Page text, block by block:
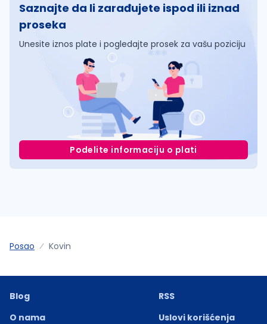
Saznajte da li zarađujete ispod ili iznad
proseka
Unesite iznos plate i pogledajte prosek za vašu poziciju
Podelite informaciju o plati
Posao Kovin
Blog
O nama
RSS
Uslovi korišćenja